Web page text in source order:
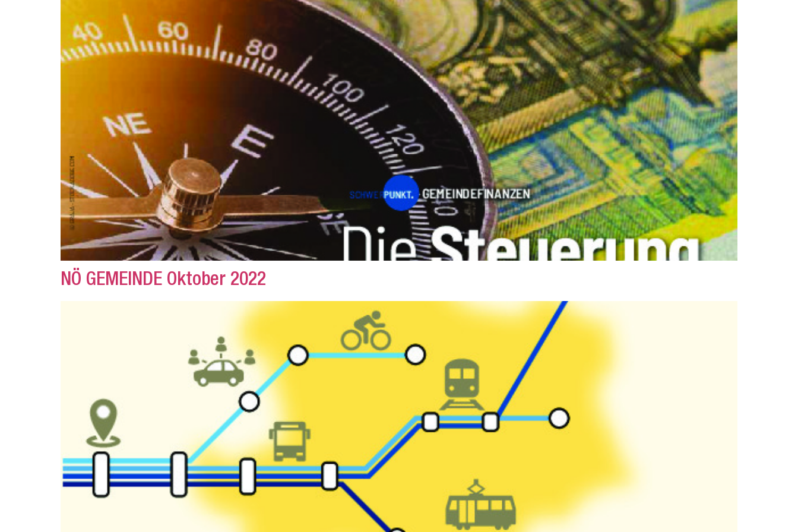
NÖ GEMEINDE Oktober 2022